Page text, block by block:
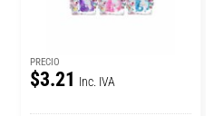
PRECIO
$3.21 Inc. IVA